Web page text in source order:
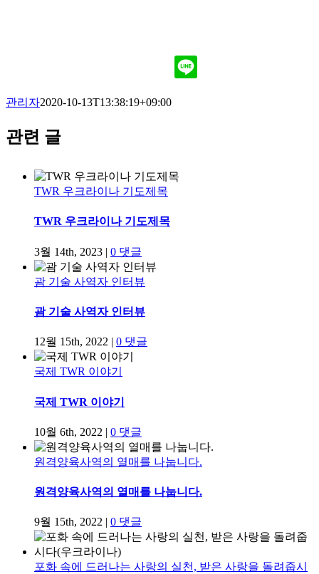
관리자2020-10-13T13:38:19+09:00
관련 글
TWR 우크라이나 기도제목
TWR 우크라이나 기도제목
3월 14th, 2023 | 0 댓글
괌 기술 사역자 인터뷰
괌 기술 사역자 인터뷰
12월 15th, 2022 | 0 댓글
국제 TWR 이야기
국제 TWR 이야기
10월 6th, 2022 | 0 댓글
원격양육사역의 열매를 나눕니다.
원격양육사역의 열매를 나눕니다.
9월 15th, 2022 | 0 댓글
포화 속에 드러나는 사랑의 실천, 받은 사랑을 돌려줍시